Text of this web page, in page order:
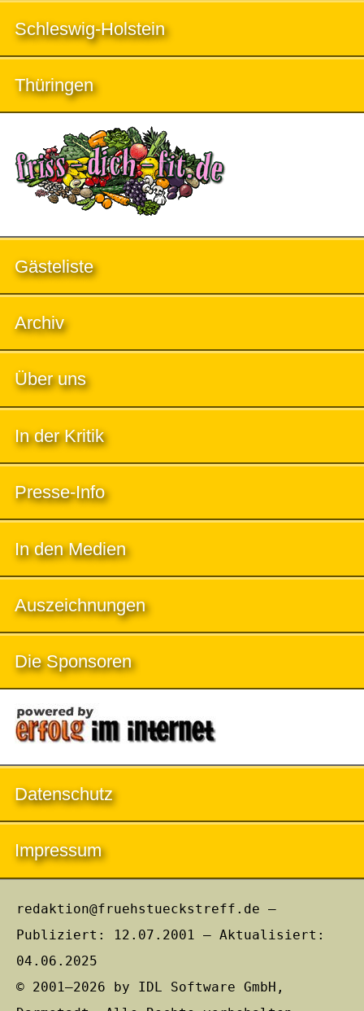
Schleswig-Holstein
Thüringen
Gästeliste
Archiv
Über uns
In der Kritik
Presse-Info
In den Medien
Auszeichnungen
Die Sponsoren
Datenschutz
Impressum
redaktion@fruehstueckstreff.de –
Publiziert: 12.07.2001 – Aktualisiert:
04.06.2025
© 2001–2026 by IDL Software GmbH,